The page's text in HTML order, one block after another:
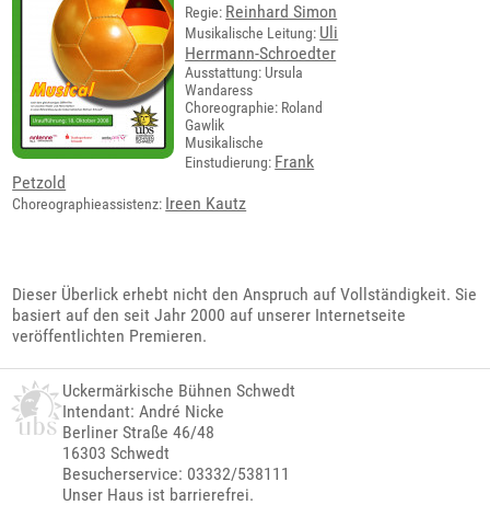
Regie: Reinhard Simon
Musikalische Leitung: Uli
Herrmann-Schroedter
Ausstattung: Ursula
Wandaress
Choreographie: Roland
Gawlik
Musikalische
Einstudierung: Frank
Petzold
Choreographieassistenz: Ireen Kautz
Dieser Überlick erhebt nicht den Anspruch auf Vollständigkeit. Sie
basiert auf den seit Jahr 2000 auf unserer Internetseite
veröffentlichten Premieren.
Uckermärkische Bühnen Schwedt
Intendant: André Nicke
Berliner Straße 46/48
16303 Schwedt
Besucherservice: 03332/538111
Unser Haus ist barrierefrei.